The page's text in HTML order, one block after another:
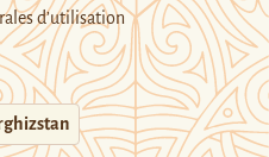
d’utilisation